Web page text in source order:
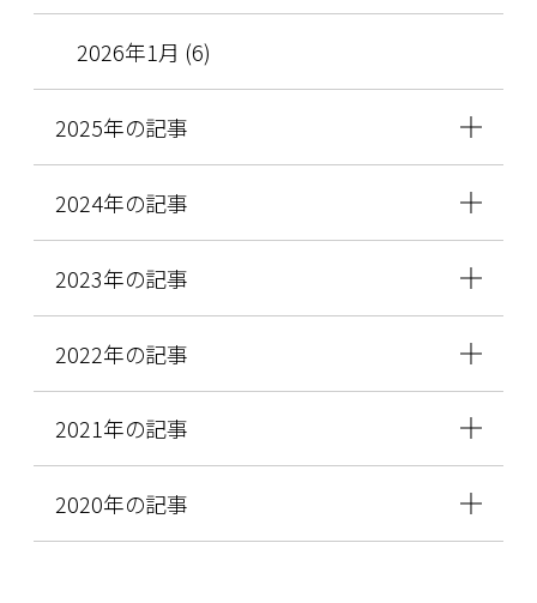
2026年1月 (6)
2025年の記事
2024年の記事
2023年の記事
2022年の記事
2021年の記事
2020年の記事